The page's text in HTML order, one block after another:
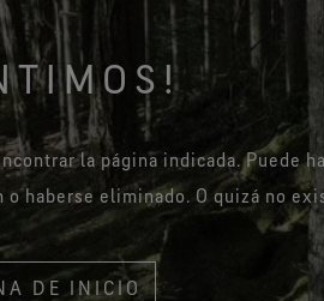
la página indicada. Puede
o haberse eliminado. O quizá no
DE INICIO